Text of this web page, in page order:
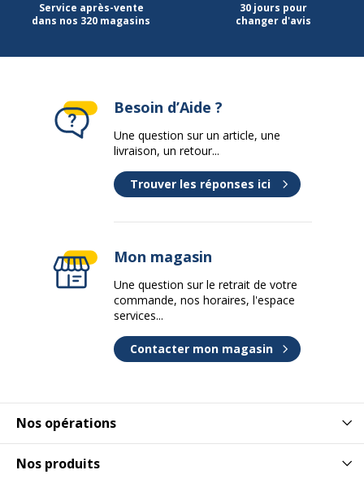
Service après-vente
dans nos 320 magasins
30 jours pour
changer d'avis
Nos opérations
Nos produits
Besoin d’Aide ?
Une question sur un article, une
livraison, un retour...
Trouver les réponses ici
Mon magasin
Une question sur le retrait de votre
commande, nos horaires, l'espace
services...
Contacter mon magasin